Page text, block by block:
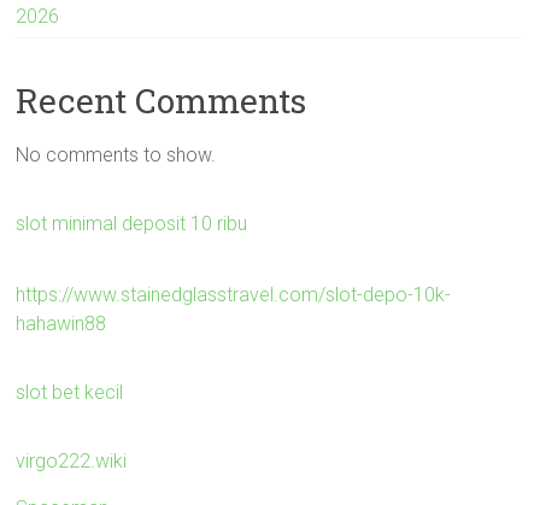
2026
Recent Comments
No comments to show.
slot minimal deposit 10 ribu
https://www.stainedglasstravel.com/slot-depo-10k-
hahawin88
slot bet kecil
virgo222.wiki